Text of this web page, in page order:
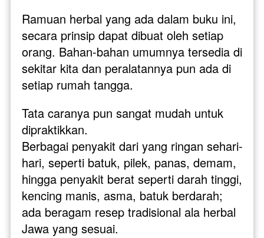
Ramuan herbal yang ada dalam buku ini,
secara prinsip dapat dibuat oleh setiap
orang. Bahan-bahan umumnya tersedia di
sekitar kita dan peralatannya pun ada di
setiap rumah tangga.
Tata caranya pun sangat mudah untuk
dipraktikkan.
Berbagai penyakit dari yang ringan sehari-
hari, seperti batuk, pilek, panas, demam,
hingga penyakit berat seperti darah tinggi,
kencing manis, asma, batuk berdarah;
ada beragam resep tradisional ala herbal
Jawa yang sesuai.